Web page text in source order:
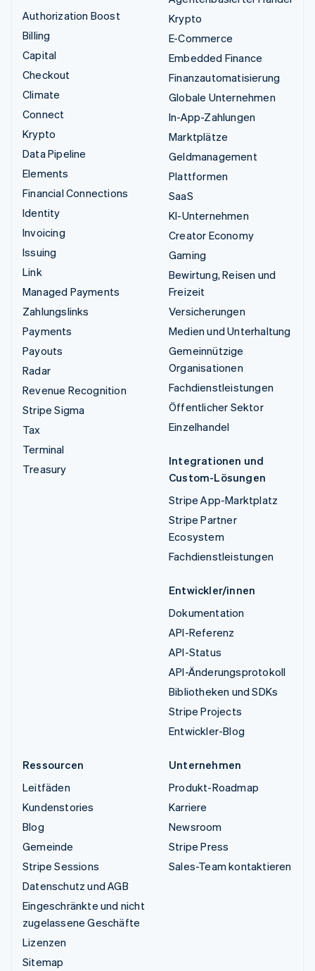
Authorization Boost
Billing
Capital
Checkout
Climate
Connect
Krypto
Data Pipeline
Elements
Financial Connections
Identity
Invoicing
Issuing
Link
Managed Payments
Zahlungslinks
Payments
Payouts
Radar
Revenue Recognition
Stripe Sigma
Tax
Terminal
Treasury
Krypto
E-Commerce
Embedded Finance
Finanzautomatisierung
Globale Unternehmen
In-App-Zahlungen
Marktplätze
Geldmanagement
Plattformen
SaaS
KI-Unternehmen
Creator Economy
Gaming
Bewirtung, Reisen und
Freizeit
Versicherungen
Medien und Unterhaltung
Gemeinnützige
Organisationen
Fachdienstleistungen
Öffentlicher Sektor
Einzelhandel
Integrationen und
Custom-Lösungen
Stripe App-Marktplatz
Stripe Partner
Ecosystem
Fachdienstleistungen
Entwickler/innen
Dokumentation
API-Referenz
API-Status
API-Änderungsprotokoll
Bibliotheken und SDKs
Stripe Projects
Entwickler-Blog
Ressourcen
Leitfäden
Kundenstories
Blog
Gemeinde
Stripe Sessions
Datenschutz und AGB
Eingeschränkte und nicht
zugelassene Geschäfte
Lizenzen
Sitemap
Unternehmen
Produkt-Roadmap
Karriere
Newsroom
Stripe Press
Sales-Team kontaktieren